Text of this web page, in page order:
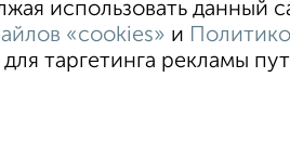
Пользовательское соглашение
использовать данный
«cookies» и
таргетинга рекламы